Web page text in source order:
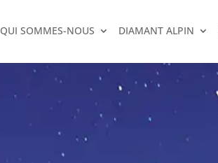
QUI SOMMES-NOUS DIAMANT ALPIN